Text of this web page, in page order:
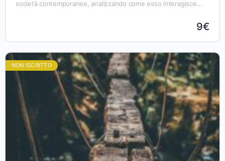
società contemporanee, analizzando come esso interagisce
9€
NON ISCRITTO